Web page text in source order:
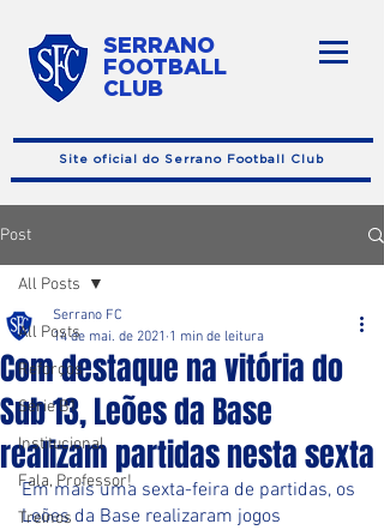
SERRANO
FOOTBALL
CLUB
Site oficial do Serrano Football Club
Post
All Posts
Reforços
Série B1
Institucional
Fala, Professor!
Treinos
All Posts
Com destaque na vitória do
Sub 13, Leões da Base
realizam partidas nesta sexta
Serrano FC
14 de mai. de 2021 1 min de leitura
Em mais uma sexta-feira de partidas, os
Leões da Base realizaram jogos